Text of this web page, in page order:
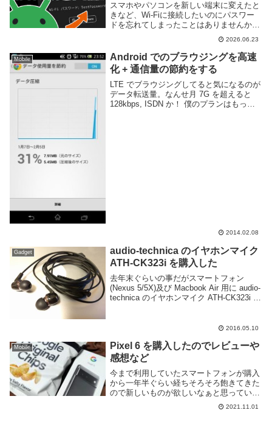
スマホやパソコンを新しい端末に変えたと
きなど、Wi-Fiに接続したいのにパスワー
ドを忘れてしまったことはありませんか？
Android では、現在接続しているWi-Fiのパ
スワードを画面上で簡単に確認することが
できます。 今回は、Andro...
2026.06.23
Mobile
Android でのブラウジングを高速
化 + 通信量の節約をする
LTE でブラウジングしてると気になるのが
データ転送量。なんせ月 7G を超えると
128kbps, ISDN か！ 僕のプランはもっと
2014.02.08
Gadget
audio-technica のイヤホンマイク
ATH-CK323i を購入した
去年末ぐらいの事だがスマートフォン
(Nexus 5/5X)及び Macbook Air 用に audio-
technica のイヤホンマイク ATH-CK323i を
2016.05.10
Mobile
Pixel 6 を購入したのでレビューや
感想など
今まで利用していたスマートフォンが購入
から一年半ぐらい経ちそろそろ飽きてきた
ので新しいものが欲しいなぁと思っていた
ところ、Google から Pixel シリーズの最
新作 Pixel 6/6 Pro が発売されたので勢い
2021.11.01